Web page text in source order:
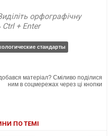
орфографічну
+ Enter
стандарты
матеріал? Сміливо поділися
ним в соцмережах через ці кнопки
ПО ТЕМІ